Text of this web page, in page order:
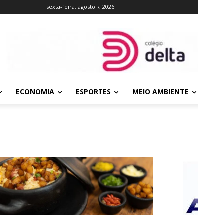
sexta-feira, agosto 7, 2026
ECONOMIA ESPORTES MEIO AMBIENTE